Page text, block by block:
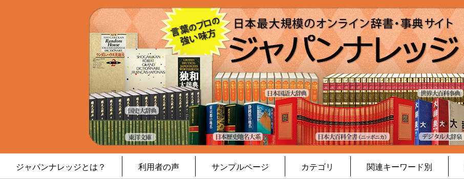
ジャパンナレッジとは？ 利用者の声 サンプルページ カテゴリ 関連キーワード別